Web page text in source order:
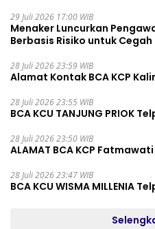
29 Juli 2026 17:00 WIB
Menaker Luncurkan
Berbasis Risiko untuk
28 Juli 2026 23:59 WIB
Alamat Kontak BCA KCP
28 Juli 2026 23:55 WIB
BCA KCU TANJUNG PRIOK
28 Juli 2026 23:50 WIB
ALAMAT BCA KCP
28 Juli 2026 23:47 WIB
BCA KCU WISMA MILLENIA